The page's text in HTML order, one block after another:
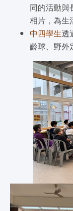
同的活動與
相片，為生
中四學生透
齡球、野外